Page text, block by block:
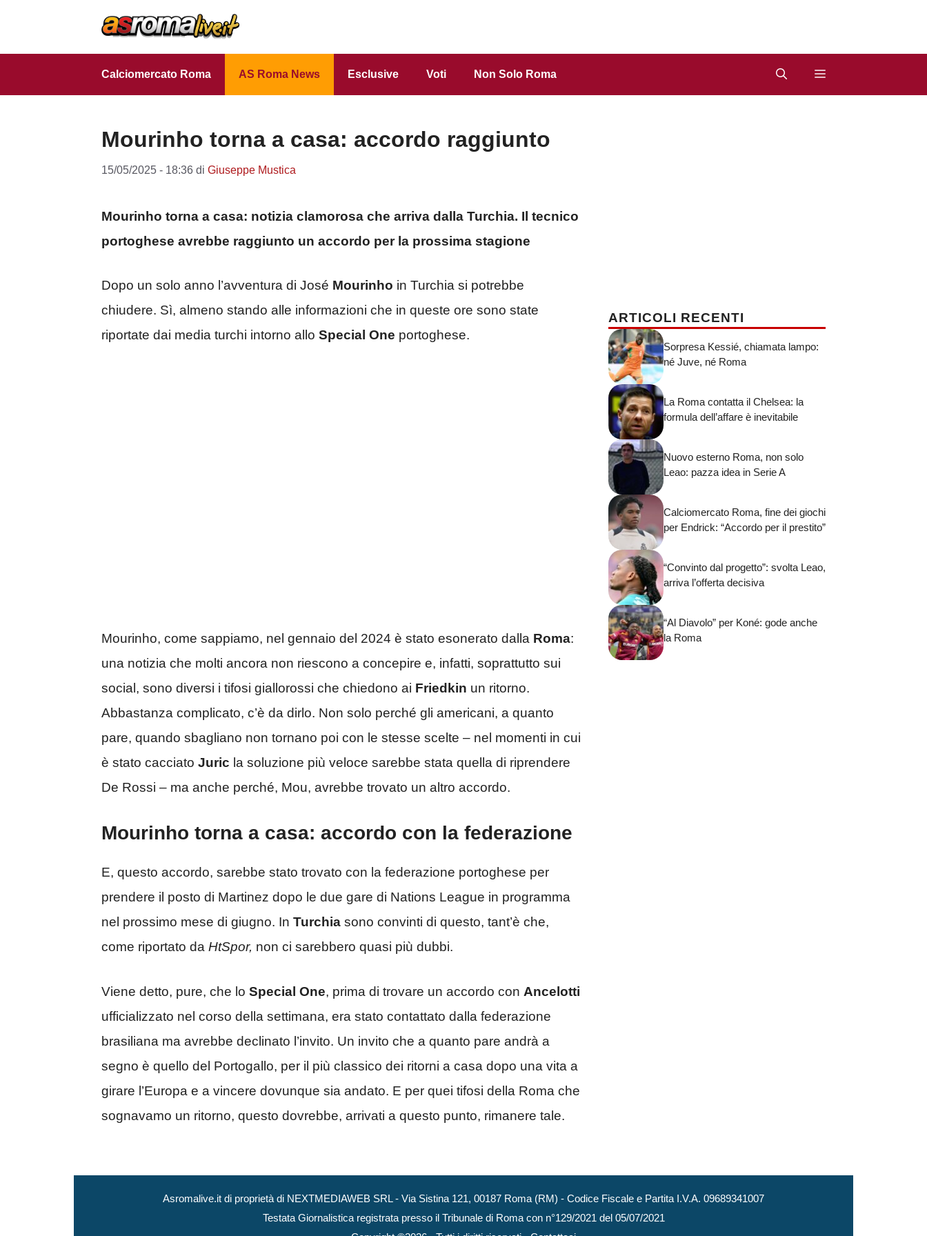
Calciomercato Roma AS Roma News Esclusive Voti Non Solo Roma
Mourinho torna a casa: accordo raggiunto
15/05/2025 - 18:36 di Giuseppe Mustica
Mourinho torna a casa: notizia clamorosa che arriva dalla Turchia. Il tecnico
portoghese avrebbe raggiunto un accordo per la prossima stagione
Dopo un solo anno l’avventura di José Mourinho in Turchia si potrebbe
chiudere. Sì, almeno stando alle informazioni che in queste ore sono state
riportate dai media turchi intorno allo Special One portoghese.
Mourinho, come sappiamo, nel gennaio del 2024 è stato esonerato dalla Roma:
una notizia che molti ancora non riescono a concepire e, infatti, soprattutto sui
social, sono diversi i tifosi giallorossi che chiedono ai Friedkin un ritorno.
Abbastanza complicato, c’è da dirlo. Non solo perché gli americani, a quanto
pare, quando sbagliano non tornano poi con le stesse scelte – nel momenti in cui
è stato cacciato Juric la soluzione più veloce sarebbe stata quella di riprendere
De Rossi – ma anche perché, Mou, avrebbe trovato un altro accordo.
Mourinho torna a casa: accordo con la federazione
E, questo accordo, sarebbe stato trovato con la federazione portoghese per
prendere il posto di Martinez dopo le due gare di Nations League in programma
nel prossimo mese di giugno. In Turchia sono convinti di questo, tant’è che,
come riportato da HtSpor, non ci sarebbero quasi più dubbi.
Viene detto, pure, che lo Special One, prima di trovare un accordo con Ancelotti
ufficializzato nel corso della settimana, era stato contattato dalla federazione
brasiliana ma avrebbe declinato l’invito. Un invito che a quanto pare andrà a
segno è quello del Portogallo, per il più classico dei ritorni a casa dopo una vita a
girare l’Europa e a vincere dovunque sia andato. E per quei tifosi della Roma che
sognavamo un ritorno, questo dovrebbe, arrivati a questo punto, rimanere tale.
ARTICOLI RECENTI
Sorpresa Kessié, chiamata lampo:
né Juve, né Roma
La Roma contatta il Chelsea: la
formula dell’affare è inevitabile
Nuovo esterno Roma, non solo
Leao: pazza idea in Serie A
Calciomercato Roma, fine dei giochi
per Endrick: “Accordo per il prestito”
“Convinto dal progetto”: svolta Leao,
arriva l’offerta decisiva
“Al Diavolo” per Koné: gode anche
la Roma
Asromalive.it di proprietà di NEXTMEDIAWEB SRL - Via Sistina 121, 00187 Roma (RM) - Codice Fiscale e Partita I.V.A. 09689341007
Testata Giornalistica registrata presso il Tribunale di Roma con n°129/2021 del 05/07/2021